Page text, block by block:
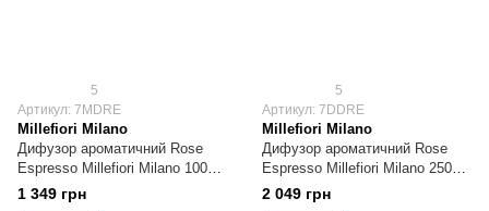
5
Артикул: 7MDRE
Millefiori Milano
Дифузор ароматичний Rose
Espresso Millefiori Milano 100
мл
1 349 грн
5
Артикул: 7DDRE
Millefiori Milano
Дифузор ароматичний Rose
Espresso Millefiori Milano 250
мл
2 049 грн